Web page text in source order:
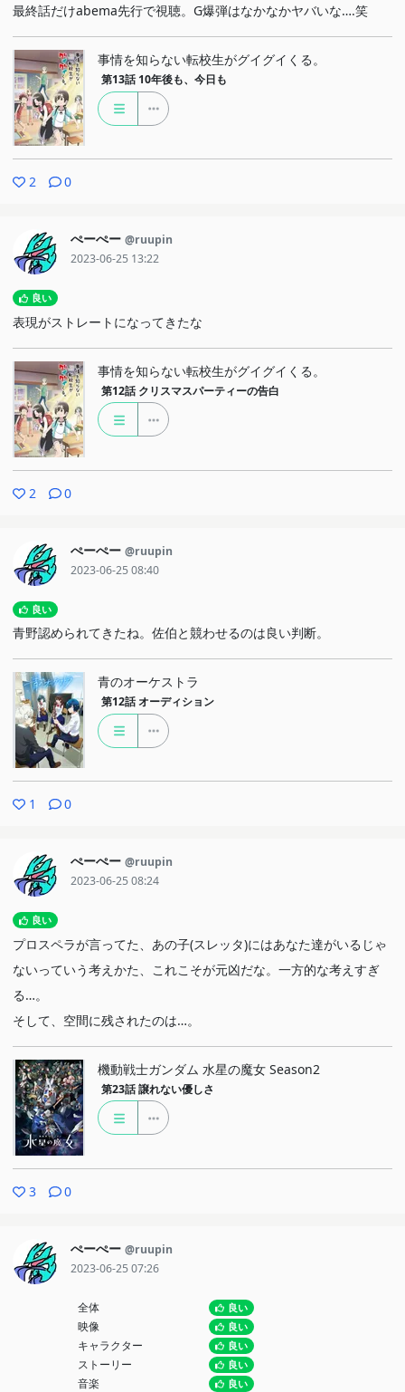
最終話だけabema先行で視聴。G爆弾はなかなかヤバいな….笑
事情を知らない転校生がグイグイくる。
第13話 10年後も、今日も
2 0
ぺーぺー @ruupin
2023-06-25 13:22
良い
表現がストレートになってきたな
事情を知らない転校生がグイグイくる。
第12話 クリスマスパーティーの告白
2 0
ぺーぺー @ruupin
2023-06-25 08:40
良い
青野認められてきたね。佐伯と競わせるのは良い判断。
青のオーケストラ
第12話 オーディション
1 0
ぺーぺー @ruupin
2023-06-25 08:24
良い
プロスペラが言ってた、あの子(スレッタ)にはあなた達がいるじゃ
ないっていう考えかた、これこそが元凶だな。一方的な考えすぎ
る…。
そして、空間に残されたのは…。
機動戦士ガンダム 水星の魔女 Season2
第23話 譲れない優しさ
3 0
ぺーぺー @ruupin
2023-06-25 07:26
全体 良い
映像 良い
キャラクター 良い
ストーリー 良い
音楽 良い